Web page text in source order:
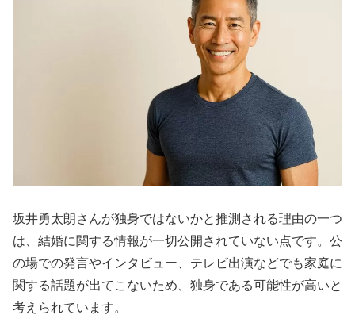
坂井勇太朗さんが独身ではないかと推測される理由の一つ
は、結婚に関する情報が一切公開されていない点です。公
の場での発言やインタビュー、テレビ出演などでも家庭に
関する話題が出てこないため、独身である可能性が高いと
考えられています。